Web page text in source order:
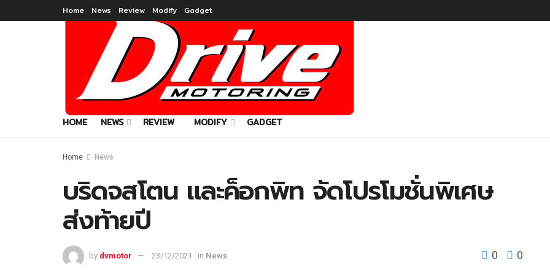
Home News Review Modify Gadget
HOME NEWS REVIEW MODIFY GADGET
Home News
บริดจสโตน และค็อกพิท จัดโปรโมชั่นพิเศษ
ส่งท้ายปี
by dvmotor 23/12/2021 in News 0 0